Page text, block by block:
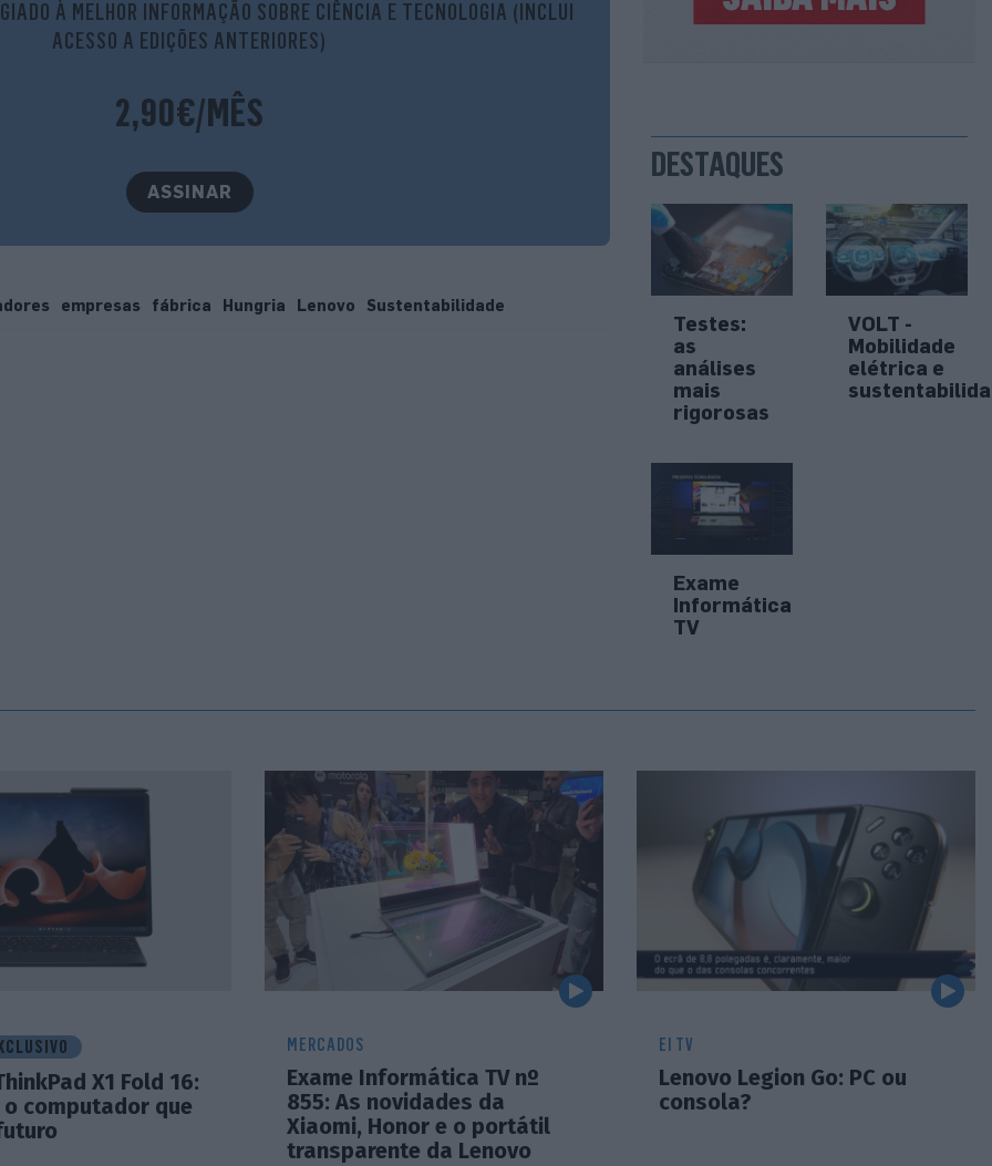
À MELHOR INFORMAÇÃO SOBRE CIÊNCIA E TECNOLOGIA (INCLUI
ACESSO A EDIÇÕES ANTERIORES)
2,90€/MÊS
ASSINAR
empresas fábrica Hungria Lenovo Sustentabilidade
DESTAQUES
Testes:
as
análises
mais
rigorosas
VOLT -
Mobilidade
elétrica e
Exame
Informática
TV
X1 Fold 16:
computador que
MERCADOS
Exame Informática TV nº
855: As novidades da
Xiaomi, Honor e o portátil
transparente da Lenovo
EI TV
Lenovo Legion Go: PC ou
consola?